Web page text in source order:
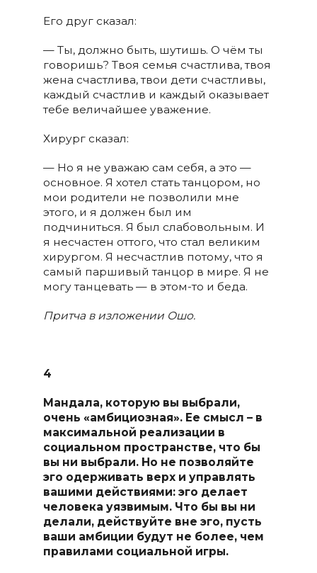
Его друг сказал:
— Ты, должно быть, шутишь. О чём ты
говоришь? Твоя семья счастлива, твоя
жена счастлива, твои дети счастливы,
каждый счастлив и каждый оказывает
тебе величайшее уважение.
Хирург сказал:
— Но я не уважаю сам себя, а это —
основное. Я хотел стать танцором, но
мои родители не позволили мне
этого, и я должен был им
подчиниться. Я был слабовольным. И
я несчастен оттого, что стал великим
хирургом. Я несчастлив потому, что я
самый паршивый танцор в мире. Я не
могу танцевать — в этом-то и беда.
Притча в изложении Ошо.
4
Мандала, которую вы выбрали,
очень «амбициозная». Ее смысл – в
максимальной реализации в
социальном пространстве, что бы
вы ни выбрали. Но не позволяйте
эго одерживать верх и управлять
вашими действиями: эго делает
человека уязвимым. Что бы вы ни
делали, действуйте вне эго, пусть
ваши амбиции будут не более, чем
правилами социальной игры.